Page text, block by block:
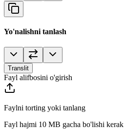
Yo'nalishni tanlash
Translit
Fayl alifbosini o'girish
Faylni torting yoki tanlang
Fayl hajmi 10 MB gacha bo'lishi kerak